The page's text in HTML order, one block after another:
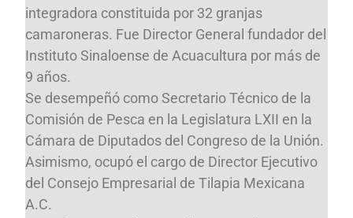
integradora constituida por 32 granjas
camaroneras. Fue Director General fundador del
Instituto Sinaloense de Acuacultura por más de
9 años.
Se desempeñó como Secretario Técnico de la
Comisión de Pesca en la Legislatura LXII en la
Cámara de Diputados del Congreso de la Unión.
Asimismo, ocupó el cargo de Director Ejecutivo
del Consejo Empresarial de Tilapia Mexicana
A.C.